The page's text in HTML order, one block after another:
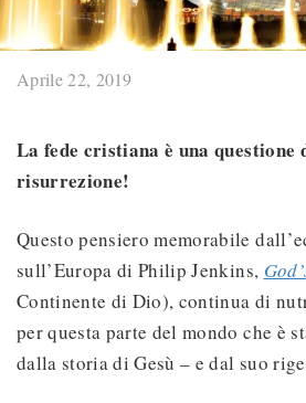
Aprile 22, 2019
La fede cristiana è una
risurrezione!
Questo pensiero memorabile
sull’Europa di Philip Jenkins,
Continente di Dio), continua di
per questa parte del mondo che è
dalla storia di Gesù – e dal suo